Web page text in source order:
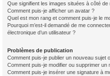
Que signifient les images situées à côté de
Comment puis-je afficher un avatar ?
Quel est mon rang et comment puis-je le
Pourquoi m’est-il demandé de me
électronique d’un utilisateur ?
Problèmes de publication
Comment puis-je publier un nouveau sujet
Comment puis-je modifier ou supprimer un
Comment puis-je insérer une signature à